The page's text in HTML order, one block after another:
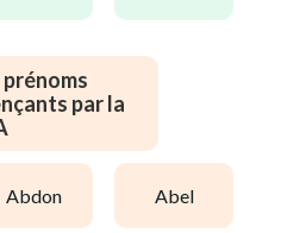
par la
abdon abel